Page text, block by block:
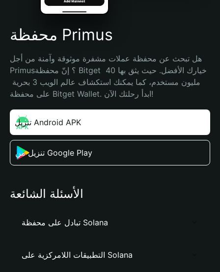
Español (Argentina)
محفظة Primus
هل تبحث عن محفظة عملات مشفرة موثوقة وآمنة من أجل
Primus؟ إنّ محفظة Bitget خيارك الأفضل. حيث يثق بها 40
على محفظة Bitget Wallet. ابدأ رحلتك الآن!
تنزيل Android APK
تنزيل من Google Play
الأسئلة الشائعة
تبادل على محفظة Solana
التطبيقات اللامركزية على Solana